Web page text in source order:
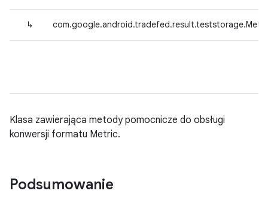
↳
Klasa zawierająca metody pomocnicze do obsługi
konwersji formatu Metric.
Podsumowanie